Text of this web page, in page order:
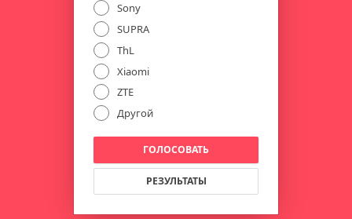
Sony
SUPRA
ThL
Xiaomi
ZTE
Другой
ГОЛОСОВАТЬ
РЕЗУЛЬТАТЫ